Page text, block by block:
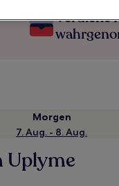
Verdiene
Morgen
7. Aug. - 8. Aug.
Uplyme